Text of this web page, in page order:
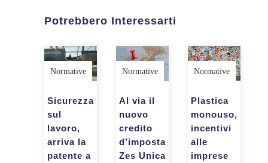
Potrebbero Interessarti
Normative
Sicurezza
sul
lavoro,
arriva la
patente a
Normative
Al via il
nuovo
credito
d’imposta
Zes Unica
Normative
Plastica
monouso,
incentivi
alle
imprese